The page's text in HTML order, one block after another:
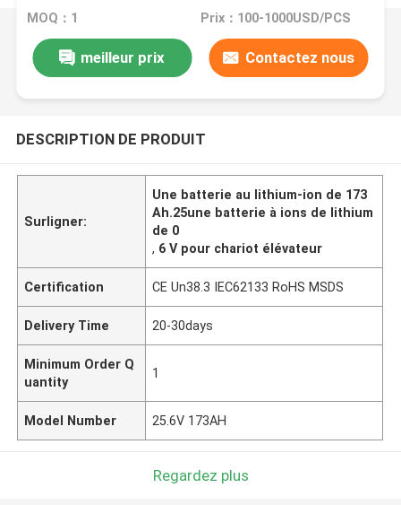
MOQ：1 Prix：100-1000USD/PCS
meilleur prix Contactez nous
DESCRIPTION DE PRODUIT
Surligner:
Une batterie au lithium-ion de 173
Ah.25une batterie à ions de lithium
de 0
, 6 V pour chariot élévateur
Certification CE Un38.3 IEC62133 RoHS MSDS
Delivery Time 20-30days
Minimum Order Q
uantity
1
Model Number 25.6V 173AH
Regardez plus